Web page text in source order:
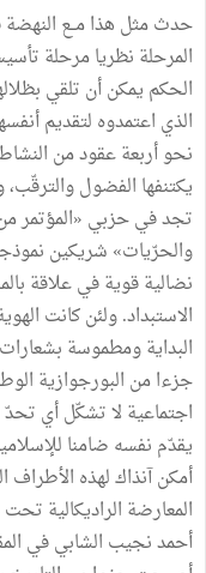
المرحلة نظريا مرحلة
الحكم يمكن أن تلقي
الذي اعتمدوه لتقديم
نحو أربعة عقود من
يكتنفها الفضول
تجد في حزبي «المؤتمر
والحرّيات» شريكين
نضالية قوية في علاقة
الاستبداد. ولئن كانت
البداية ومطموسة
جزءا من البورجوازية
اجتماعية لا تشكّل أي تحدّ
يقدّم نفسه ضامنا
أمكن آنذاك لهذه الأطراف
أحمد نجيب الشابي في